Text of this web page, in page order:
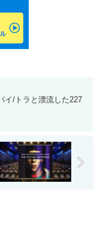
イ/トラと漂流した227